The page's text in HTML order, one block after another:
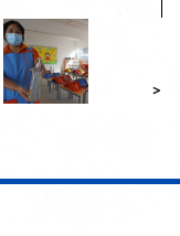
>